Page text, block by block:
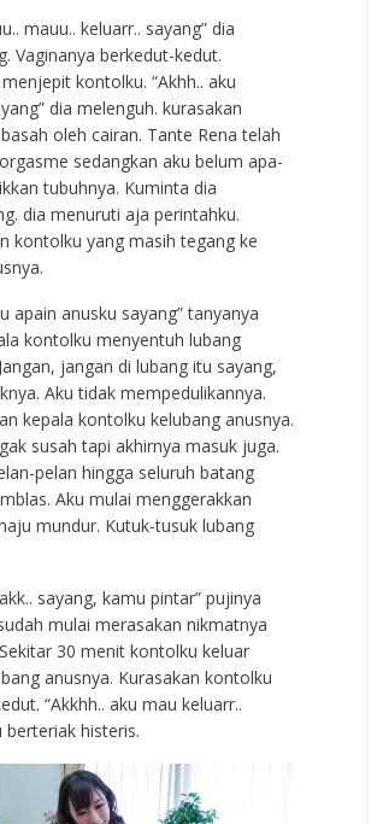
mauu.. keluarr.. sayang” dia
Vaginanya berkedut-kedut.
kontolku. “Akhh.. aku
dia melenguh. kurasakan
oleh cairan. Tante Rena telah
sedangkan aku belum apa-
tubuhnya. Kuminta dia
dia menuruti aja perintahku.
kontolku yang masih tegang ke
apain anusku sayang” tanyanya
kontolku menyentuh lubang
jangan di lubang itu sayang,
Aku tidak mempedulikannya.
kepala kontolku kelubang anusnya.
susah tapi akhirnya masuk juga.
pelan hingga seluruh batang
Aku mulai menggerakkan
mundur. Kutuk-tusuk lubang
sayang, kamu pintar” pujinya
mulai merasakan nikmatnya
30 menit kontolku keluar
anusnya. Kurasakan kontolku
“Akkhh.. aku mau keluarr..
berteriak histeris.